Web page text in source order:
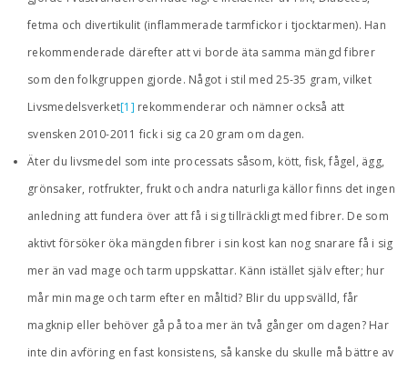
fetma och divertikulit (inflammerade tarmfickor i tjocktarmen). Han
rekommenderade därefter att vi borde äta samma mängd fibrer
som den folkgruppen gjorde. Något i stil med 25-35 gram, vilket
Livsmedelsverket[1] rekommenderar och nämner också att
svensken 2010-2011 fick i sig ca 20 gram om dagen.
Äter du livsmedel som inte processats såsom, kött, fisk, fågel, ägg,
grönsaker, rotfrukter, frukt och andra naturliga källor finns det ingen
anledning att fundera över att få i sig tillräckligt med fibrer. De som
aktivt försöker öka mängden fibrer i sin kost kan nog snarare få i sig
mer än vad mage och tarm uppskattar. Känn istället själv efter; hur
mår min mage och tarm efter en måltid? Blir du uppsvälld, får
magknip eller behöver gå på toa mer än två gånger om dagen? Har
inte din avföring en fast konsistens, så kanske du skulle må bättre av